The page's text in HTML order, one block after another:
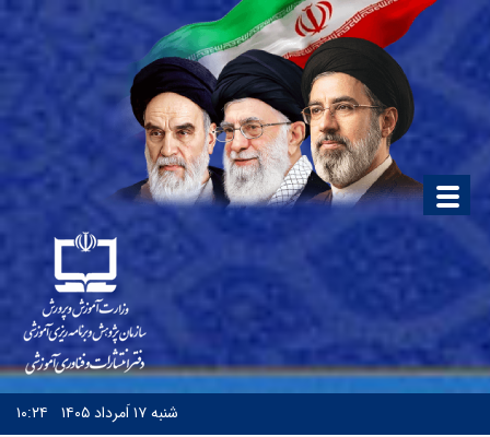
شنبه۱۷ اَمرداد ۱۴۰۵ ۱۰:۲۴